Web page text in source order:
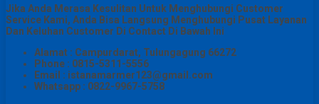
Jika Anda Merasa Kesulitan Untuk Menghubungi Customer
Service Kami, Anda Bisa Langsung Menghubungi Pusat Layanan
Dan Keluhan Customer Di Contact Di Bawah Ini
Alamat : Campurdarat, Tulungagung 66272
Phone : 0815-5311-5556
Email : istanamarmer123@gmail.com
Whatsapp : 0822-9967-5758